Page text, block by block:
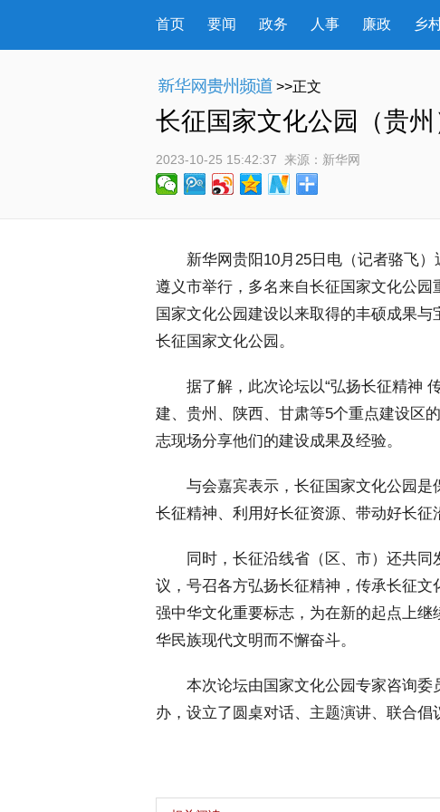
首页 要闻 政务 人事 廉政 乡
>>正文
长征国家文化公园（贵
2023-10-25 15:42:37 来源： 新华网
新华网贵阳10月25日电（记者骆飞）
遵义市举行，多名来自长征国家文化公
国家文化公园建设以来取得的丰硕成果
长征国家文化公园。
据了解，此次论坛以“弘扬长征精神
建、贵州、陕西、甘肃等5个重点建设区
志现场分享他们的建设成果及经验。
与会嘉宾表示，长征国家文化公园是
长征精神、利用好长征资源、带动好长征
同时，长征沿线省（区、市）还共同
议，号召各方弘扬长征精神，传承长征
强中华文化重要标志，为在新的起点上
华民族现代文明而不懈奋斗。
本次论坛由国家文化公园专家咨询委
办，设立了圆桌对话、主题演讲、联合倡